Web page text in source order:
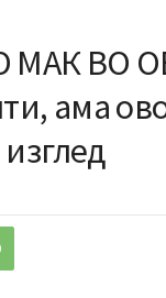
МАК ВО
ама